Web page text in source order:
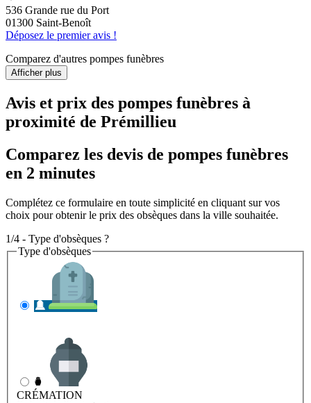
536 Grande rue du Port
01300 Saint-Benoît
Déposez le premier avis !
Comparez d'autres pompes funèbres
Afficher plus
Avis et prix des pompes funèbres à
proximité de Prémillieu
Comparez les devis de pompes funèbres
en 2 minutes
Complétez ce formulaire en toute simplicité en cliquant sur vos
choix pour obtenir le prix des obsèques dans la ville souhaitée.
1/4 - Type d'obsèques ?
Type d'obsèques
CRÉMATION